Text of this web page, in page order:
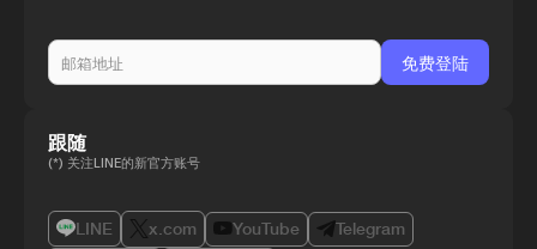
跟随
(*) 关注LINE的新官方账号
LINE x.com YouTube
Telegram